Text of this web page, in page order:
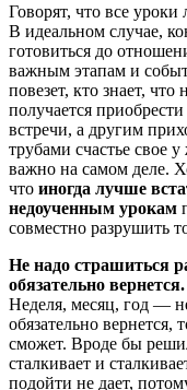
Говорят, что все уроки
В идеальном случае,
готовиться до
важным этапам и
повезет, кто знает,
получается
встречи, а другим
трубами счастье свое
важно на самом деле.
что иногда лучше
недоученным урокам
совместно разрушить
Не надо страшиться
обязательно вернется.
Неделя, месяц, год —
обязательно вернется,
сможет. Вроде бы
сталкивает и
подойти не дает,